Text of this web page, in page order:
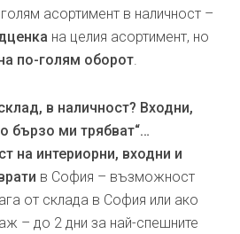
асортимент в наличност –
на целия асортимент, но
по-голям оборот
в наличност? Входни,
бързо ми трябват“…
на интериорни, входни и
в София – възможност
от склада в София или ако
– до 2 дни за най-спешните